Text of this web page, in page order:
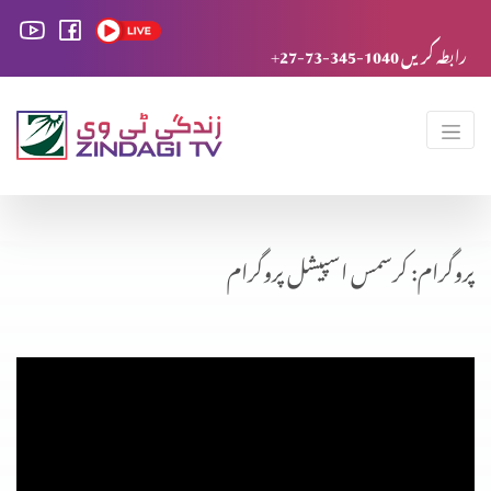
+27-73-345-1040 رابطہ کریں
پروگرام: کرسمس اسپیشل پروگرام